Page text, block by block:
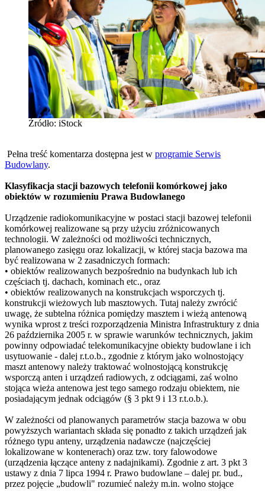
Źródło: iStock
Pełna treść komentarza dostępna jest w programie Serwis
Budowlany.
Klasyfikacja stacji bazowych telefonii komórkowej jako
obiektów w rozumieniu Prawa Budowlanego
Urządzenie radiokomunikacyjne w postaci stacji bazowej telefonii
komórkowej realizowane są przy użyciu zróżnicowanych
technologii. W zależności od możliwości technicznych,
planowanego zasięgu oraz lokalizacji, w której stacja bazowa ma
być realizowana w 2 zasadniczych formach:
• obiektów realizowanych bezpośrednio na budynkach lub ich
częściach tj. dachach, kominach etc., oraz
• obiektów realizowanych na konstrukcjach wsporczych tj.
konstrukcji wieżowych lub masztowych. Tutaj należy zwrócić
uwagę, że subtelna różnica pomiędzy masztem i wieżą antenową
wynika wprost z treści rozporządzenia Ministra Infrastruktury z dnia
26 października 2005 r. w sprawie warunków technicznych, jakim
powinny odpowiadać telekomunikacyjne obiekty budowlane i ich
usytuowanie - dalej r.t.o.b., zgodnie z którym jako wolnostojący
maszt antenowy należy traktować wolnostojącą konstrukcję
wsporczą anten i urządzeń radiowych, z odciągami, zaś wolno
stojąca wieża antenowa jest tego samego rodzaju obiektem, nie
posiadającym jednak odciągów (§ 3 pkt 9 i 13 r.t.o.b.).
W zależności od planowanych parametrów stacja bazowa w obu
powyższych wariantach składa się ponadto z takich urządzeń jak
różnego typu anteny, urządzenia nadawcze (najczęściej
lokalizowane w kontenerach) oraz tzw. tory falowodowe
(urządzenia łączące anteny z nadajnikami). Zgodnie z art. 3 pkt 3
ustawy z dnia 7 lipca 1994 r. Prawo budowlane – dalej pr. bud.,
przez pojęcie „budowli" rozumieć należy m.in. wolno stojące